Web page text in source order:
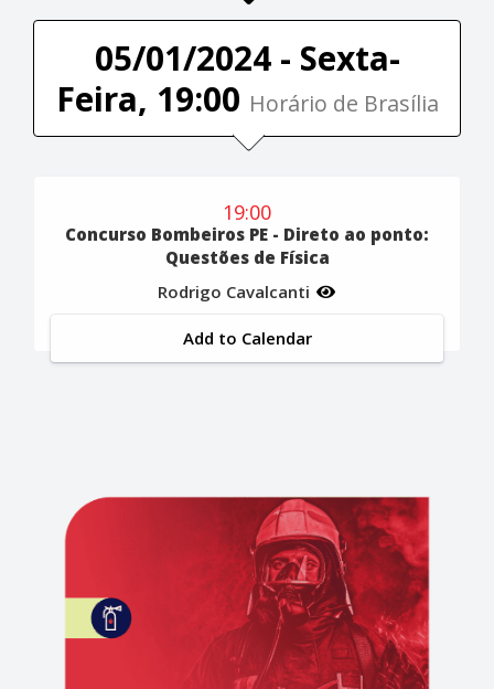
05/01/2024 - Sexta-
Feira, 19:00 Horário de Brasília
19:00
Concurso Bombeiros PE - Direto ao ponto:
Questões de Física
Rodrigo Cavalcanti
Add to Calendar